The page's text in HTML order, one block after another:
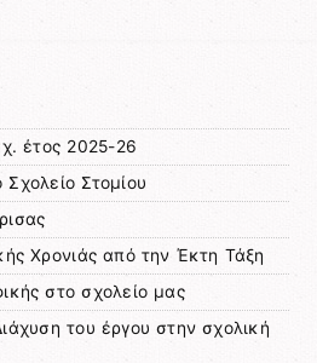
έτος 2025-26
Στομίου
Χρονιάς από την Έκτη Τάξη
στο σχολείο μας
του έργου στην σχολική